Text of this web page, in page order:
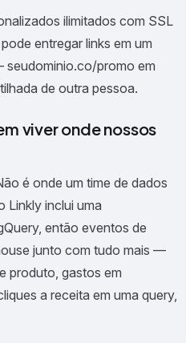
ilimitados com SSL
entregar links em um
promo em
de outra pessoa.
viver onde nossos
é onde um time de dados
Linkly inclui uma
então eventos de
junto com tudo mais —
produto, gastos em
a receita em uma query,